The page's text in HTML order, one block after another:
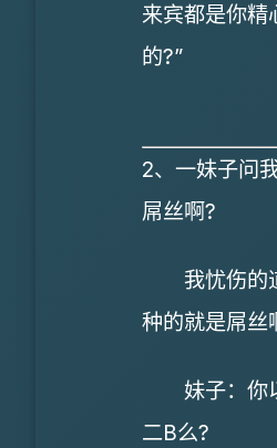
来宾都是你精
的?”
2、一妹子问
屌丝啊?
我忧伤的
种的就是屌丝
妹子：你
二B么?